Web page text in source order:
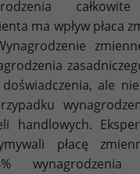
całkowite
ma wpływ płaca
ale
handlowych.
płacę
wynagrodzenia